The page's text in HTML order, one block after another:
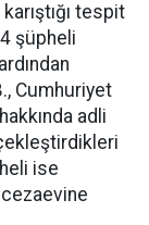
tespit
şüpheli
Cumhuriyet
adli
ise
cezaevine